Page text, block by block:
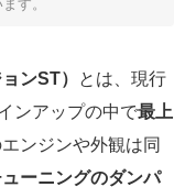
す。
ンST）
とは、現行
ンアップの中で最上
ンジンや外観は同
ーニングのダンパ